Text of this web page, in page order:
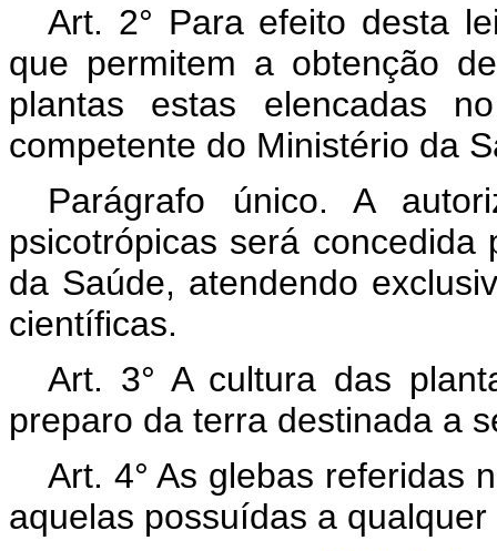
Art. 2° Para efeito desta
que permitem a obtenção
plantas estas elencadas
competente do Ministério da
Parágrafo único. A
psicotrópicas será
da Saúde, atendendo
científicas.
Art. 3° A cultura das
preparo da terra destinada a
Art. 4° As glebas referidas
aquelas possuídas a